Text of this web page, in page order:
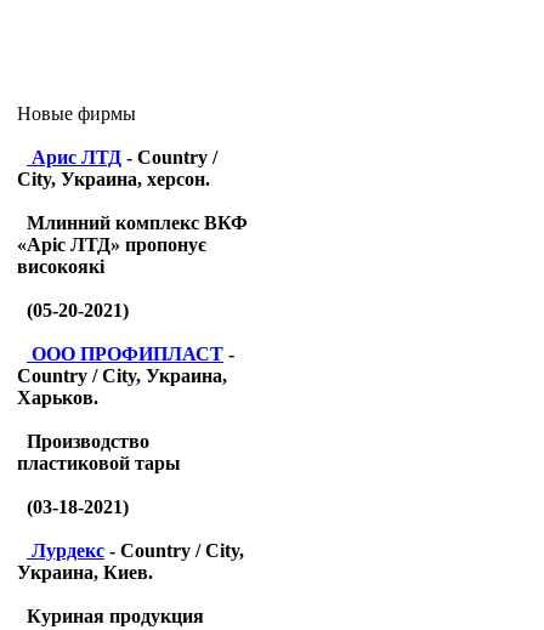
Новые фирмы
Арис ЛТД - Country /
City, Украина, херсон.
Млинний комплекс ВКФ
«Аріс ЛТД» пропонує
високоякі
(05-20-2021)
ООО ПРОФИПЛАСТ -
Country / City, Украина,
Харьков.
Производство
пластиковой тары
(03-18-2021)
Лурдекс - Country / City,
Украина, Киев.
Куриная продукция